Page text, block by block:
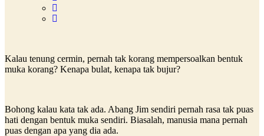
Kalau tenung cermin, pernah tak korang mempersoalkan bentuk
muka korang? Kenapa bulat, kenapa tak bujur?
Bohong kalau kata tak ada. Abang Jim sendiri pernah rasa tak puas
hati dengan bentuk muka sendiri. Biasalah, manusia mana pernah
puas dengan apa yang dia ada.